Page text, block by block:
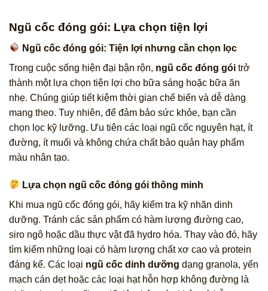
Ngũ cốc đóng gói: Lựa chọn tiện lợi
Ngũ cốc đóng gói: Tiện lợi nhưng cần chọn lọc
Trong cuộc sống hiện đại bận rộn, ngũ cốc đóng gói trở
thành một lựa chọn tiện lợi cho bữa sáng hoặc bữa ăn
nhẹ. Chúng giúp tiết kiệm thời gian chế biến và dễ dàng
mang theo. Tuy nhiên, để đảm bảo sức khỏe, bạn cần
chọn lọc kỹ lưỡng. Ưu tiên các loại ngũ cốc nguyên hạt, ít
đường, ít muối và không chứa chất bảo quản hay phẩm
màu nhân tạo.
Lựa chọn ngũ cốc đóng gói thông minh
Khi mua ngũ cốc đóng gói, hãy kiểm tra kỹ nhãn dinh
dưỡng. Tránh các sản phẩm có hàm lượng đường cao,
siro ngô hoặc dầu thực vật đã hydro hóa. Thay vào đó, hãy
tìm kiếm những loại có hàm lượng chất xơ cao và protein
đáng kể. Các loại ngũ cốc dinh dưỡng dạng granola, yến
mạch cán dẹt hoặc các loại hạt hỗn hợp không đường là